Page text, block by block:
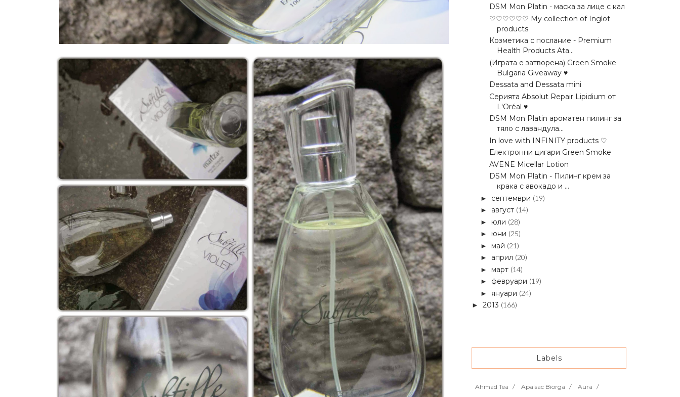
DSM Mon Platin - маска за лице с кал
♡♡♡♡♡♡ My collection of Inglot
products
Козметика с послание - Premium
Health Products Ata...
(Играта е затворена) Green Smoke
Bulgaria Giveaway ♥
Dessata and Dessata mini
Серията Absolut Repair Lipidium от
L'Oréal ♥
DSM Mon Platin ароматен пилинг за
тяло с лавандула...
In love with INFINITY products ♡
Електронни цигари Green Smoke
AVENE Micellar Lotion
DSM Mon Platin - Пилинг крем за
крака с авокадо и ...
► септември (19)
► август (14)
► юли (28)
► юни (25)
► май (21)
► април (20)
► март (14)
► февруари (19)
► януари (24)
► 2013 (166)
Labels
Ahmad Tea Apaisac Biorga
Aura